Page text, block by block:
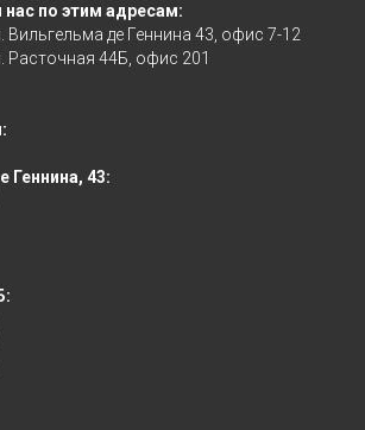
по этим адресам:
Вильгельма де Геннина 43, офис 7-12
Расточная 44Б, офис 201
Геннина, 43: